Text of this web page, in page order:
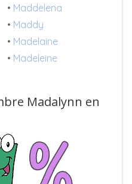
• Maddelena
• Maddy
• Madelaine
• Madeleine
Madalynn en